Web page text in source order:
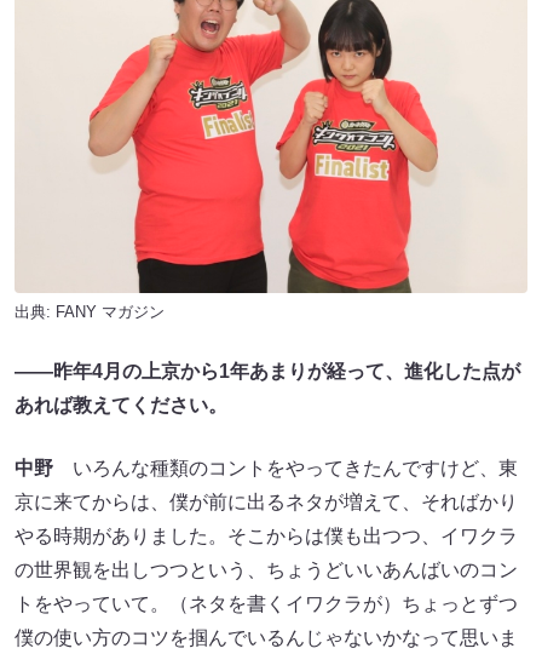
出典: FANY マガジン
――昨年4月の上京から1年あまりが経って、進化した点が
あれば教えてください。
中野 いろんな種類のコントをやってきたんですけど、東
京に来てからは、僕が前に出るネタが増えて、そればかり
やる時期がありました。そこからは僕も出つつ、イワクラ
の世界観を出しつつという、ちょうどいいあんばいのコン
トをやっていて。（ネタを書くイワクラが）ちょっとずつ
僕の使い方のコツを掴んでいるんじゃないかなって思いま